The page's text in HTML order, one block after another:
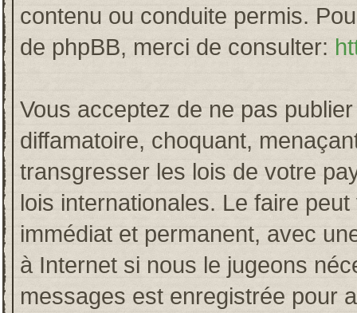
contenu ou conduite permis.
de phpBB, merci de consulter:
Vous acceptez de ne pas
diffamatoire, choquant,
transgresser les lois de votre
lois internationales. Le faire
immédiat et permanent, avec
à Internet si nous le jugeons
messages est enregistrée pour